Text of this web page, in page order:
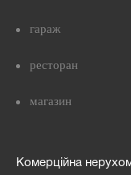
гараж
ресторан
магазин
Комерційна